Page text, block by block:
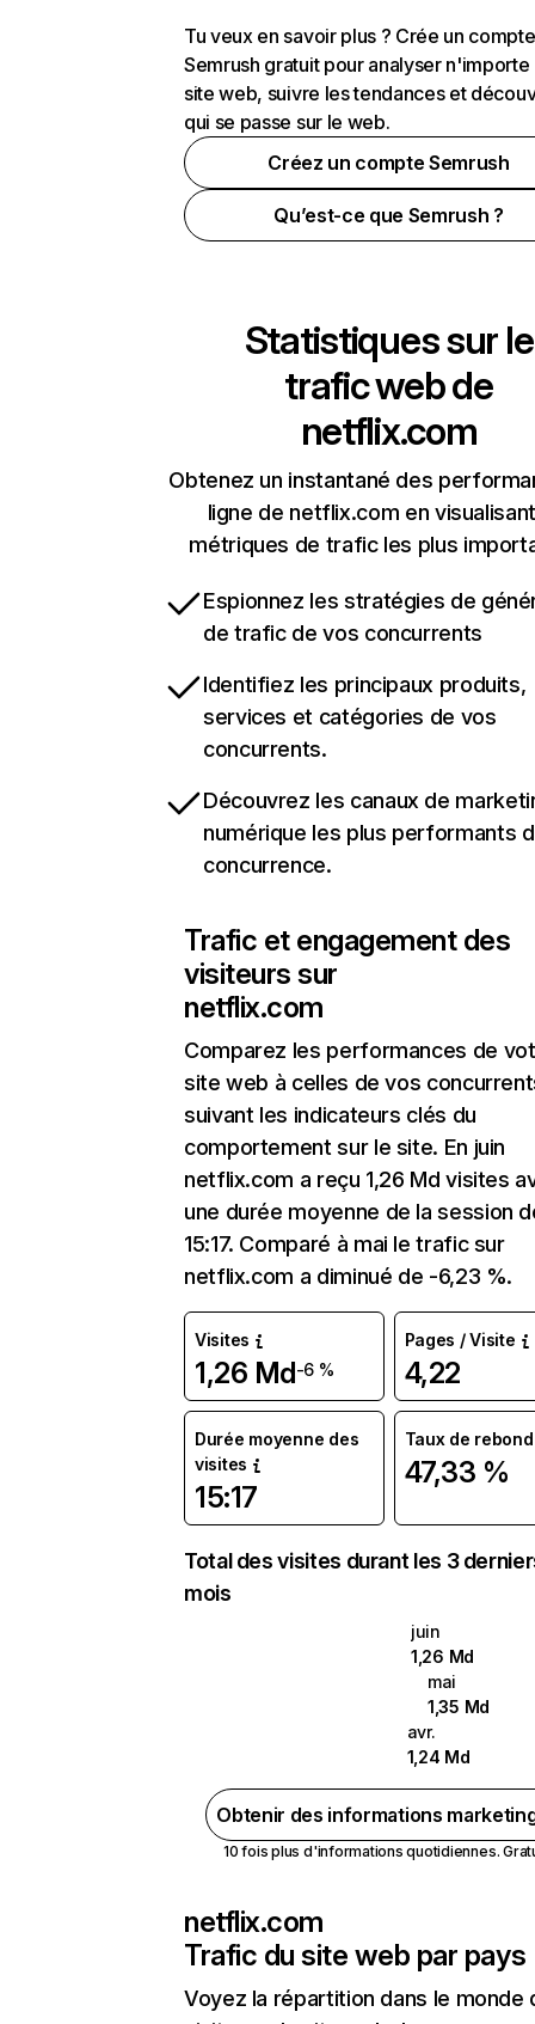
Tu veux en savoir plus ? Crée un compte
Semrush gratuit pour analyser n'importe
site web, suivre les tendances et
qui se passe sur le web.
Créez un compte Semrush
Qu’est-ce que Semrush ?
Statistiques sur le
trafic web de
netflix.com
Obtenez un instantané des
ligne de netflix.com en
métriques de trafic les plus
Espionnez les stratégies de
de trafic de vos concurrents
Identifiez les principaux produits,
services et catégories de vos
concurrents.
Découvrez les canaux de
numérique les plus performants
concurrence.
Trafic et engagement des
visiteurs sur
netflix.com
Comparez les performances de
site web à celles de vos
suivant les indicateurs clés du
comportement sur le site. En juin
netflix.com a reçu 1,26 Md visites
une durée moyenne de la session
15:17. Comparé à mai le trafic sur
netflix.com a diminué de -6,23 %.
Visites
1,26 Md-6 %
Pages / Visite
4,22
Durée moyenne des
visites
15:17
Taux de rebond
47,33 %
Total des visites durant les 3
mois
juin
1,26 Md
mai
1,35 Md
avr.
1,24 Md
Obtenir des informations
10 fois plus d'informations quotidiennes.
netflix.com
Trafic du site web par pays
Voyez la répartition dans le monde